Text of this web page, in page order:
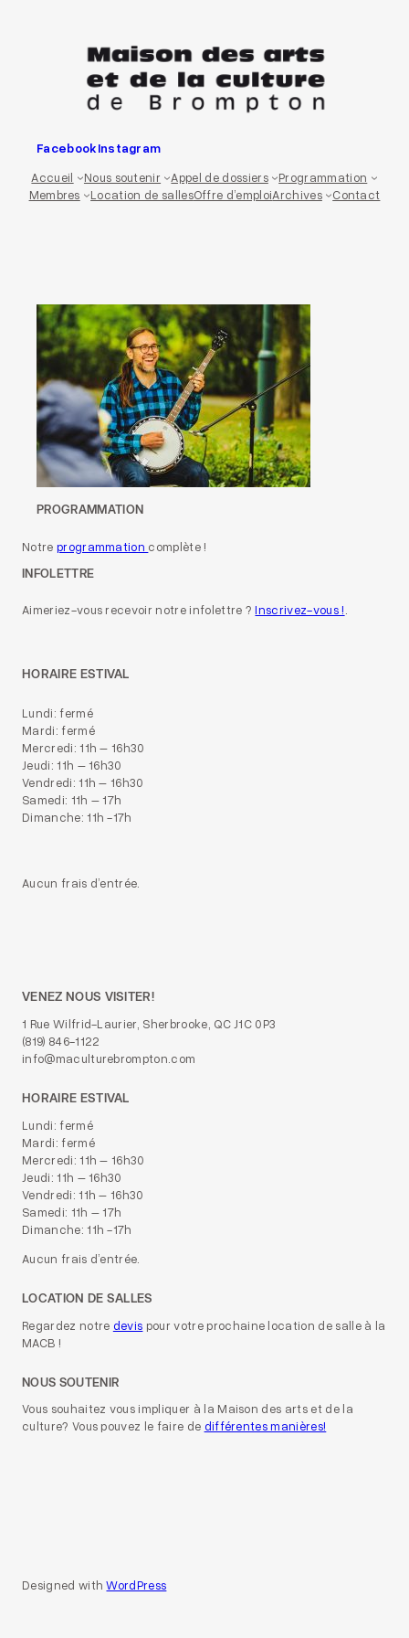
FacebookInstagram
Accueil
Nous soutenir Appel de dossiers
Programmation
Membres
Location de sallesOffre d’emploiArchives Contact
PROGRAMMATION
Notre programmation complète !
INFOLETTRE
Aimeriez-vous recevoir notre infolettre ?Inscrivez-vous !.
HORAIRE ESTIVAL
Lundi: fermé
Mardi: fermé
Mercredi: 11h – 16h30
Jeudi: 11h – 16h30
Vendredi: 11h – 16h30
Samedi: 11h – 17h
Dimanche: 11h -17h
Aucun frais d’entrée.
VENEZ NOUS VISITER!
1 Rue Wilfrid-Laurier, Sherbrooke, QC J1C 0P3
(819) 846-1122
info@maculturebrompton.com
HORAIRE ESTIVAL
Lundi: fermé
Mardi: fermé
Mercredi: 11h – 16h30
Jeudi: 11h – 16h30
Vendredi: 11h – 16h30
Samedi: 11h – 17h
Dimanche: 11h -17h
Aucun frais d’entrée.
LOCATION DE SALLES
Regardez notre devis pour votre prochaine location de salle à la
MACB !
NOUS SOUTENIR
Vous souhaitez vous impliquer à la Maison des arts et de la
culture? Vous pouvez le faire de différentes manières!
Designed withWordPress